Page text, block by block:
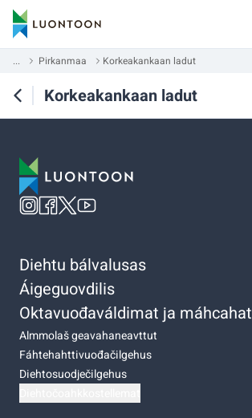
... Pirkanmaa Korkeakankaan ladut
Korkeakankaan ladut
Diehtu bálvalusas
Áigeguovdilis
Oktavuođaváldimat ja máhcahat
Almmolaš geavahaneavttut
Fáhtehahttivuođačilgehus
Diehtosuodječilgehus